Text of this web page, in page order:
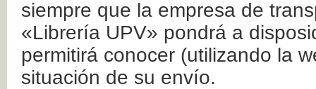
siempre que la empresa de
«Librería UPV» pondrá a
permitirá conocer (utilizando la
situación de su envío.